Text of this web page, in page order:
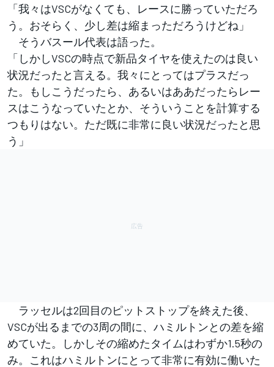
「我々はVSCがなくても、レースに勝っていただろ
う。おそらく、少し差は縮まっただろうけどね」
そうバスール代表は語った。
「しかしVSCの時点で新品タイヤを使えたのは良い
状況だったと言える。我々にとってはプラスだっ
た。もしこうだったら、あるいはああだったらレー
スはこうなっていたとか、そういうことを計算する
つもりはない。ただ既に非常に良い状況だったと思
う」
ラッセルは2回目のピットストップを終えた後、
VSCが出るまでの3周の間に、ハミルトンとの差を縮
めていた。しかしその縮めたタイムはわずか1.5秒の
み。これはハミルトンにとって非常に有効に働いた